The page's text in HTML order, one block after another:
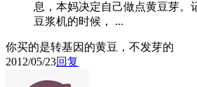
息，本妈决定自己做点黄豆芽。
豆浆机的时候， ...
你买的是转基因的黄豆，不发芽的
2012/05/23回复